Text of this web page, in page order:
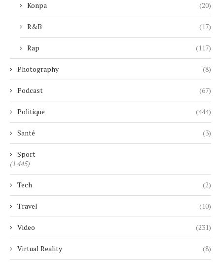
Konpa (20)
R&B (17)
Rap (117)
Photography (8)
Podcast (67)
Politique (444)
Santé (3)
Sport
(1 445)
Tech (2)
Travel (10)
Video (231)
Virtual Reality (8)